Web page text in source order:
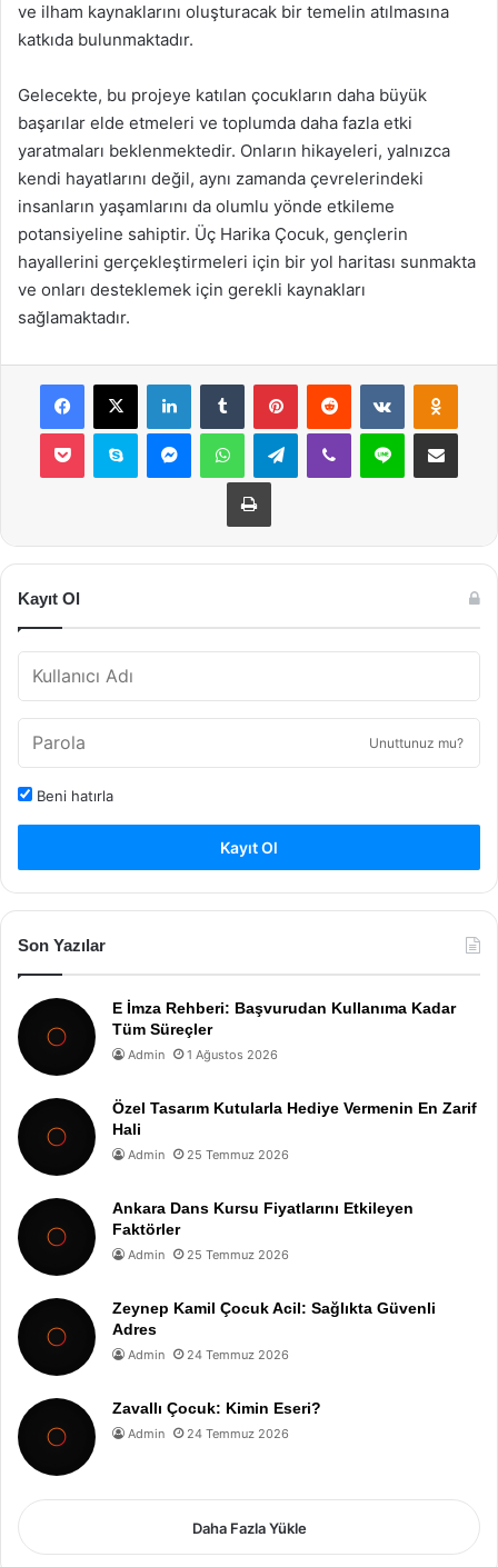
ve ilham kaynaklarını oluşturacak bir temelin atılmasına
katkıda bulunmaktadır.
Gelecekte, bu projeye katılan çocukların daha büyük
başarılar elde etmeleri ve toplumda daha fazla etki
yaratmaları beklenmektedir. Onların hikayeleri, yalnızca
kendi hayatlarını değil, aynı zamanda çevrelerindeki
insanların yaşamlarını da olumlu yönde etkileme
potansiyeline sahiptir. Üç Harika Çocuk, gençlerin
hayallerini gerçekleştirmeleri için bir yol haritası sunmakta
ve onları desteklemek için gerekli kaynakları
sağlamaktadır.
Facebook
X LinkedInTumblr PinterestReddit VKontakte
Pocket Skype MessengerWhatsAppTelegramViber Line E-Posta ile
Yazdır
Kayıt Ol
Unuttunuz mu?
Beni hatırla
Kayıt Ol
Son Yazılar
E İmza Rehberi: Başvurudan Kullanıma Kadar
Tüm Süreçler
Admin 1 Ağustos 2026
Özel Tasarım Kutularla Hediye Vermenin En Zarif
Hali
Admin 25 Temmuz 2026
Ankara Dans Kursu Fiyatlarını Etkileyen
Faktörler
Admin 25 Temmuz 2026
Zeynep Kamil Çocuk Acil: Sağlıkta Güvenli
Adres
Admin 24 Temmuz 2026
Zavallı Çocuk: Kimin Eseri?
Admin 24 Temmuz 2026
Daha Fazla Yükle